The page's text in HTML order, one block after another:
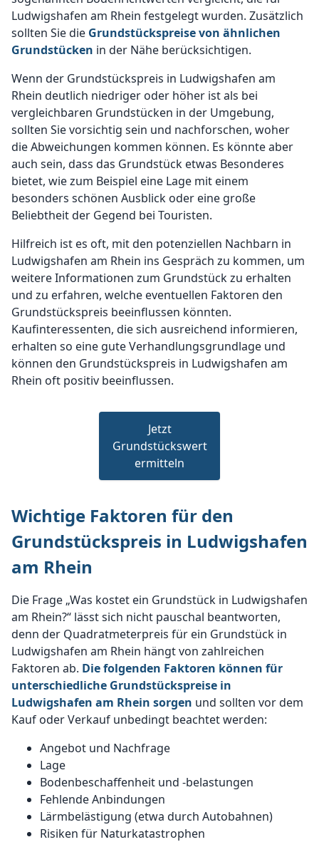
Ludwigshafen am Rhein festgelegt wurden. Zusätzlich
sollten Sie die Grundstückspreise von ähnlichen
Grundstücken in der Nähe berücksichtigen.
Wenn der Grundstückspreis in Ludwigshafen am
Rhein deutlich niedriger oder höher ist als bei
vergleichbaren Grundstücken in der Umgebung,
sollten Sie vorsichtig sein und nachforschen, woher
die Abweichungen kommen können. Es könnte aber
auch sein, dass das Grundstück etwas Besonderes
bietet, wie zum Beispiel eine Lage mit einem
besonders schönen Ausblick oder eine große
Beliebtheit der Gegend bei Touristen.
Hilfreich ist es oft, mit den potenziellen Nachbarn in
Ludwigshafen am Rhein ins Gespräch zu kommen, um
weitere Informationen zum Grundstück zu erhalten
und zu erfahren, welche eventuellen Faktoren den
Grundstückspreis beeinflussen könnten.
Kaufinteressenten, die sich ausreichend informieren,
erhalten so eine gute Verhandlungsgrundlage und
können den Grundstückspreis in Ludwigshafen am
Rhein oft positiv beeinflussen.
Jetzt
Grundstückswert
ermitteln
Wichtige Faktoren für den
Grundstückspreis in Ludwigshafen
am Rhein
Die Frage „Was kostet ein Grundstück in Ludwigshafen
am Rhein?“ lässt sich nicht pauschal beantworten,
denn der Quadratmeterpreis für ein Grundstück in
Ludwigshafen am Rhein hängt von zahlreichen
Faktoren ab. Die folgenden Faktoren können für
unterschiedliche Grundstückspreise in
Ludwigshafen am Rhein sorgen und sollten vor dem
Kauf oder Verkauf unbedingt beachtet werden:
Angebot und Nachfrage
Lage
Bodenbeschaffenheit und -belastungen
Fehlende Anbindungen
Lärmbelästigung (etwa durch Autobahnen)
Risiken für Naturkatastrophen